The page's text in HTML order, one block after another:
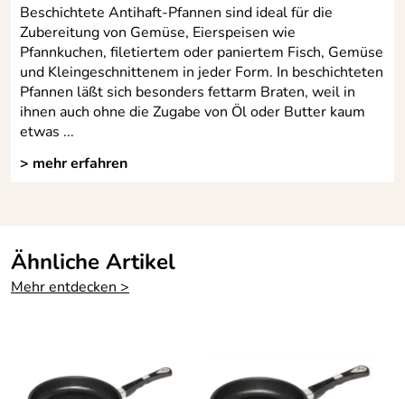
Beschichtete Antihaft-Pfannen sind ideal für die
Zubereitung von Gemüse, Eierspeisen wie
Pfannkuchen, filetiertem oder paniertem Fisch, Gemüse
und Kleingeschnittenem in jeder Form. In beschichteten
Pfannen läßt sich besonders fettarm Braten, weil in
ihnen auch ohne die Zugabe von Öl oder Butter kaum
etwas ...
> mehr erfahren
Ähnliche Artikel
Mehr entdecken >